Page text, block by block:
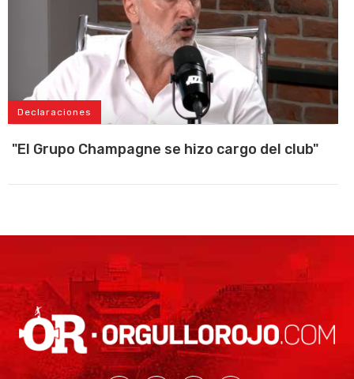
Declaraciones
"El Grupo Champagne se hizo cargo del club"